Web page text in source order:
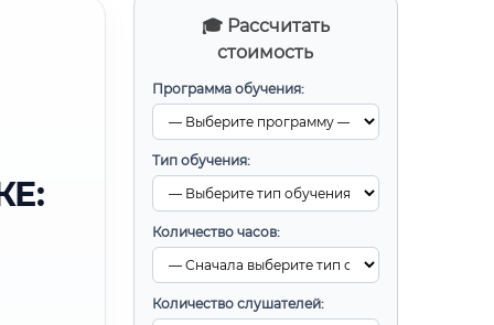
🎓 Рассчитать
стоимость
Программа обучения:
Тип обучения:
Количество часов:
Количество слушателей: